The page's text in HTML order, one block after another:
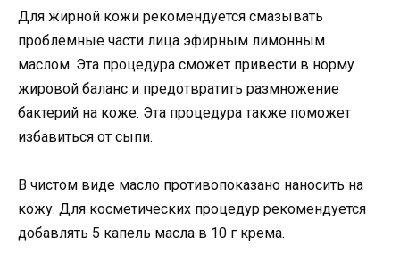
Для жирной кожи рекомендуется смазывать
проблемные части лица эфирным лимонным
маслом. Эта процедура сможет привести в норму
жировой баланс и предотвратить размножение
бактерий на коже. Эта процедура также поможет
избавиться от сыпи.
В чистом виде масло противопоказано наносить на
кожу. Для косметических процедур рекомендуется
добавлять 5 капель масла в 10 г крема.